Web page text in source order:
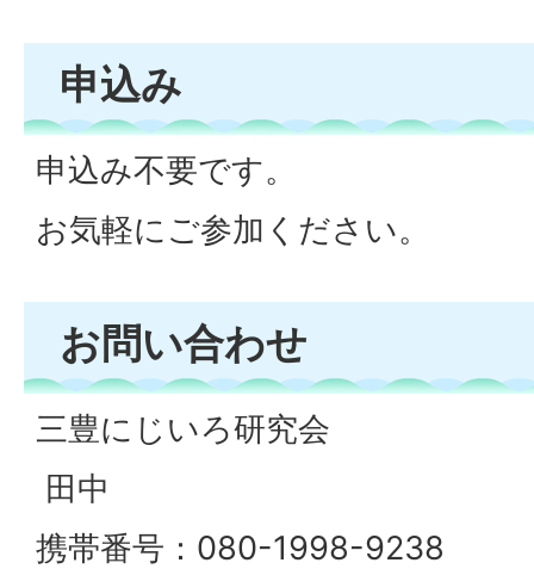
申込み
申込み不要です。
お気軽にご参加ください。
お問い合わせ
三豊にじいろ研究会
田中
携帯番号：080-1998-9238